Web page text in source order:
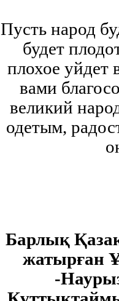
Пусть народ
будет
плохое уйдет
вами
великий
одетым,
Барлық
жатырған
-